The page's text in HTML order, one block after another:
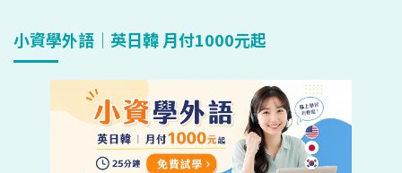
小資學外語｜英日韓 月付1000元起